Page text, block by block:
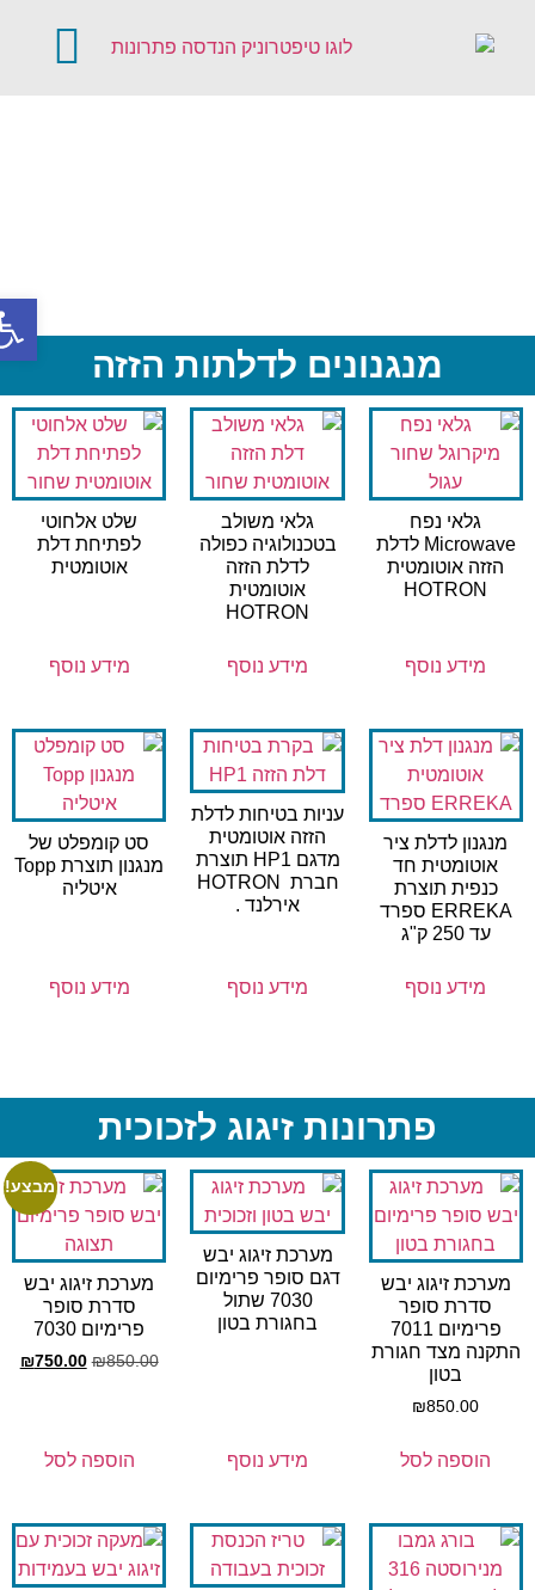
מנגנונים לדלתות הזזה
גלאי נפח
Microwave לדלת
הזזה אוטומטית
HOTRON
מידע נוסף
גלאי משולב
בטכנולוגיה כפולה
לדלת הזזה
אוטומטית
HOTRON
מידע נוסף
שלט אלחוטי
לפתיחת דלת
אוטומטית
מידע נוסף
מנגנון לדלת ציר
אוטומטית חד
כנפית תוצרת
ERREKA ספרד
עד 250 ק"ג
מידע נוסף
עניות בטיחות לדלת
הזזה אוטומטית
מדגם HP1 תוצרת
חברת HOTRON
אירלנד .
מידע נוסף
סט קומפלט של
מנגנון תוצרת Topp
איטליה
מידע נוסף
פתרונות זיגוג לזכוכית
מערכת זיגוג יבש
סדרת סופר
פרימיום 7011
התקנה מצד חגורת
בטון
₪850.00
הוספה לסל
מערכת זיגוג יבש
דגם סופר פרימיום
7030 שתול
בחגורת בטון
מידע נוסף
מבצע!
מערכת זיגוג יבש
סדרת סופר
פרימיום 7030
₪850.00
₪750.00
הוספה לסל
פתח